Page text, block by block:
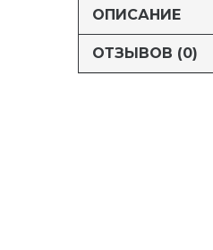
ОПИСАНИЕ
ОТЗЫВОВ (0)